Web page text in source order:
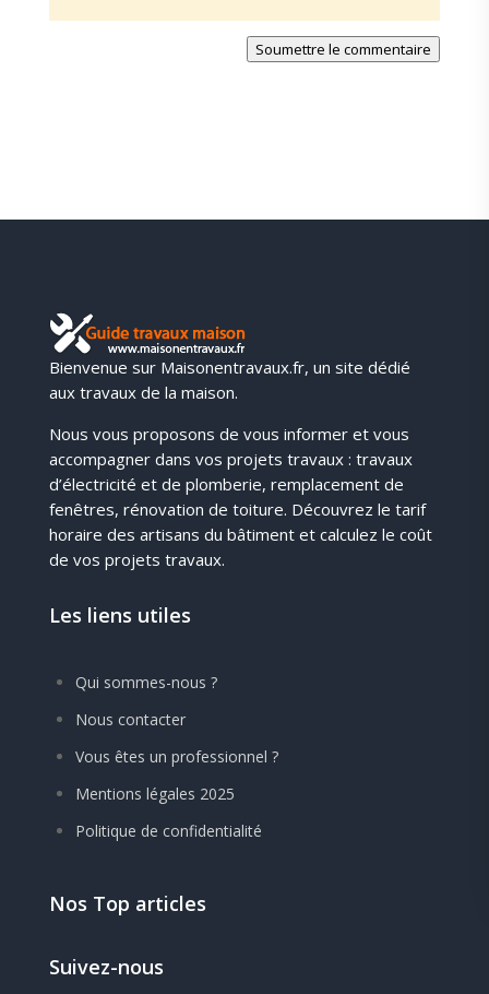
Soumettre le commentaire
Bienvenue sur Maisonentravaux.fr, un site dédié
aux travaux de la maison.
Nous vous proposons de vous informer et vous
accompagner dans vos projets travaux : travaux
d’électricité et de plomberie, remplacement de
fenêtres, rénovation de toiture. Découvrez le tarif
horaire des artisans du bâtiment et calculez le coût
de vos projets travaux.
Les liens utiles
Qui sommes-nous ?
Nous contacter
Vous êtes un professionnel ?
Mentions légales 2025
Politique de confidentialité
Nos Top articles
Suivez-nous